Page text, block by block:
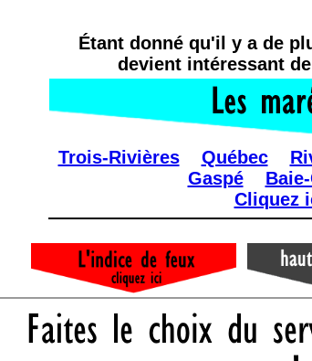
Étant donné qu'il y a de
devient intéressant
Trois-Rivières Québec
Gaspé
Cliquez